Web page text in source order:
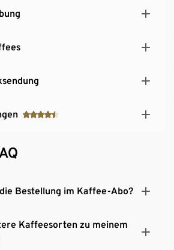
Bestellung im Kaffee-Abo?
Kaffeesorten zu meinem